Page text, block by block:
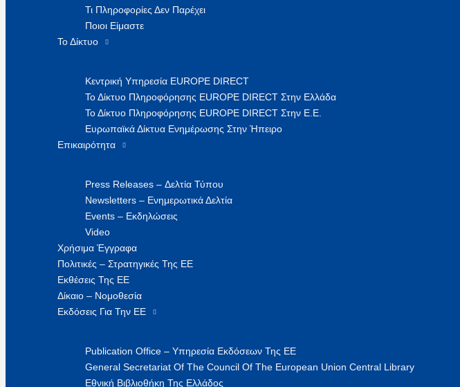
Τι Πληροφορίες Δεν Παρέχει
Ποιοι Είμαστε
Το Δίκτυο
Κεντρική Υπηρεσία EUROPE DIRECT
Το Δίκτυο Πληροφόρησης EUROPE DIRECT Στην Ελλάδα
Το Δίκτυο Πληροφόρησης EUROPE DIRECT Στην Ε.Ε.
Ευρωπαϊκά Δίκτυα Ενημέρωσης Στην Ήπειρο
Επικαιρότητα
Press Releases – Δελτία Τύπου
Newsletters – Ενημερωτικά Δελτία
Events – Εκδηλώσεις
Video
Χρήσιμα Έγγραφα
Πολιτικές – Στρατηγικές Της ΕΕ
Εκθέσεις Της ΕΕ
Δίκαιο – Νομοθεσία
Εκδόσεις Για Την ΕΕ
Publication Office – Υπηρεσία Εκδόσεων Της ΕΕ
General Secretariat Of The Council Of The European Union Central Library
Εθνική Βιβλιοθήκη Της Ελλάδος